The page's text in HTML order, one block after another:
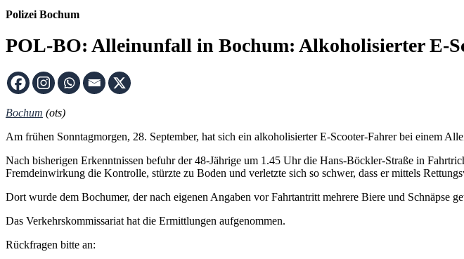
Polizei Bochum
POL-BO: Alleinunfall in Bochum: Alkoholisierter E-
Bochum (ots)
Am frühen Sonntagmorgen, 28. September, hat sich ein alkoholisierter E-Scooter-Fahrer bei einem
Nach bisherigen Erkenntnissen befuhr der 48-Jährige um 1.45 Uhr die Hans-Böckler-Straße in
Fremdeinwirkung die Kontrolle, stürzte zu Boden und verletzte sich so schwer, dass er mittels
Dort wurde dem Bochumer, der nach eigenen Angaben vor Fahrtantritt mehrere Biere und Schnäpse
Das Verkehrskommissariat hat die Ermittlungen aufgenommen.
Rückfragen bitte an: